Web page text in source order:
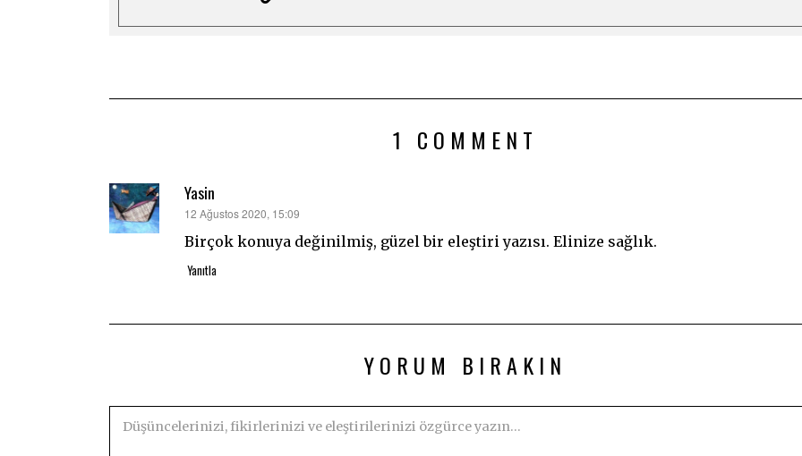
1 COMMENT
Yasin
dedi
ki:
12 Ağustos 2020, 15:09
Birçok konuya değinilmiş, güzel bir eleştiri yazısı. Elinize sağlık.
Yanıtla
YORUM BIRAKIN